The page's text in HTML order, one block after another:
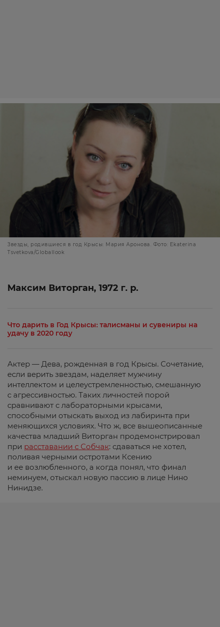
Звезды, родившиеся в год Крысы: Мария Аронова. Фото: Ekaterina
Tsvetkova/Globallook
Максим Виторган, 1972 г. р.
Что дарить в Год Крысы: талисманы и сувениры на
удачу в 2020 году
Актер — Дева, рожденная в год Крысы. Сочетание,
если верить звездам, наделяет мужчину
интеллектом и целеустремленностью, смешанную
с агрессивностью. Таких личностей порой
сравнивают с лабораторными крысами,
способными отыскать выход из лабиринта при
меняющихся условиях. Что ж, все вышеописанные
качества младший Виторган продемонстрировал
при расставании с Собчак: сдаваться не хотел,
поливая черными остротами Ксению
и ее возлюбленного, а когда понял, что финал
неминуем, отыскал новую пассию в лице Нино
Нинидзе.